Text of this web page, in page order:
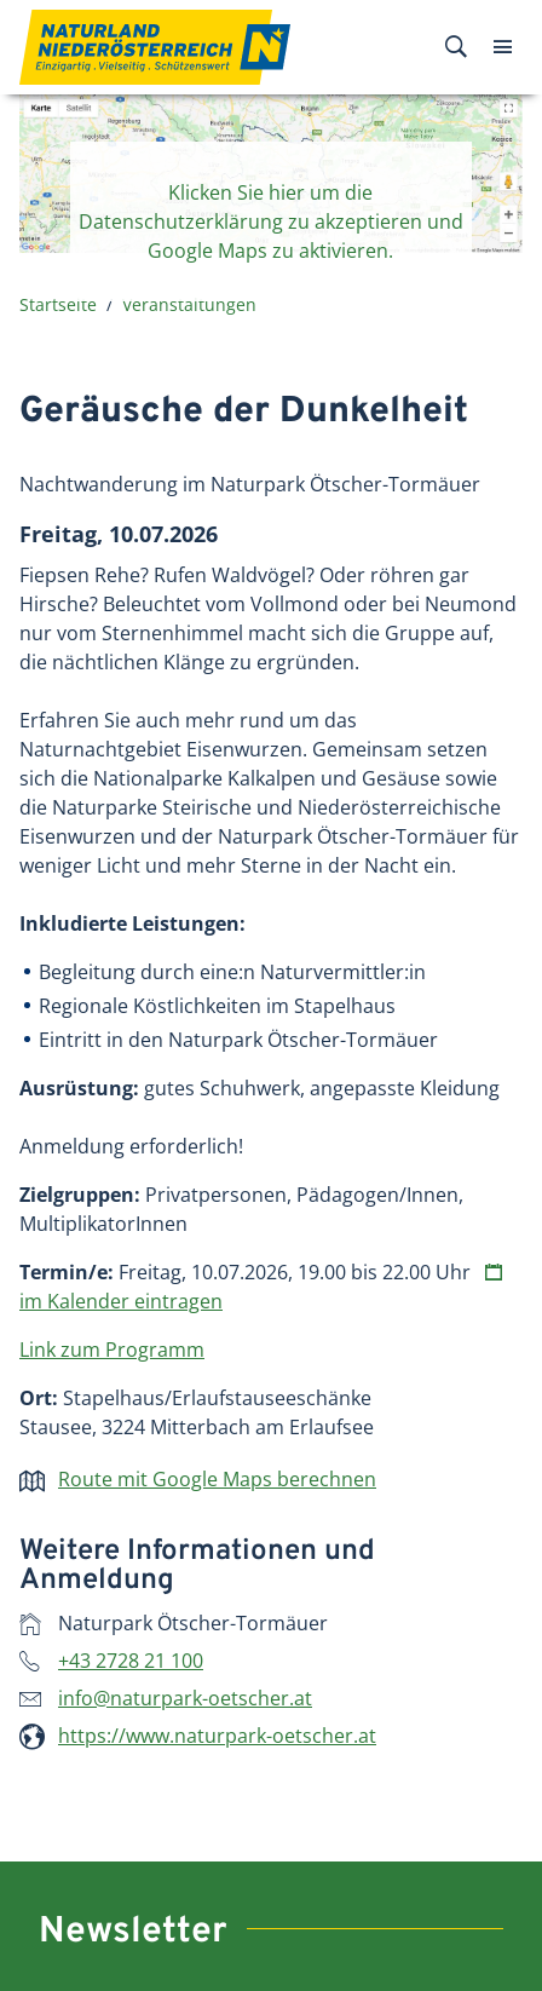
Zum Inhalt
Klicken Sie hier um die
Datenschutzerklärung zu akzeptieren und
Google Maps zu aktivieren.
Startseite Veranstaltungen
Geräusche der Dunkelheit
Nachtwanderung im Naturpark Ötscher-Tormäuer
Freitag, 10.07.2026
Fiepsen Rehe? Rufen Waldvögel? Oder röhren gar
Hirsche? Beleuchtet vom Vollmond oder bei Neumond
nur vom Sternenhimmel macht sich die Gruppe auf,
die nächtlichen Klänge zu ergründen.
Erfahren Sie auch mehr rund um das
Naturnachtgebiet Eisenwurzen. Gemeinsam setzen
sich die Nationalparke Kalkalpen und Gesäuse sowie
die Naturparke Steirische und Niederösterreichische
Eisenwurzen und der Naturpark Ötscher-Tormäuer für
weniger Licht und mehr Sterne in der Nacht ein.
Inkludierte Leistungen:
Begleitung durch eine:n Naturvermittler:in
Regionale Köstlichkeiten im Stapelhaus
Eintritt in den Naturpark Ötscher-Tormäuer
Ausrüstung: gutes Schuhwerk, angepasste Kleidung
Anmeldung erforderlich!
Zielgruppen: Privatpersonen, Pädagogen/Innen,
MultiplikatorInnen
Termin/e: Freitag, 10.07.2026, 19.00 bis 22.00 Uhr
im Kalender eintragen
Link zum Programm
Ort: Stapelhaus/Erlaufstauseeschänke
Stausee, 3224 Mitterbach am Erlaufsee
Route mit Google Maps berechnen
Weitere Informationen und
Anmeldung
Naturpark Ötscher-Tormäuer
+43 2728 21 100
info@naturpark-oetscher.at
https://www.naturpark-oetscher.at
Newsletter